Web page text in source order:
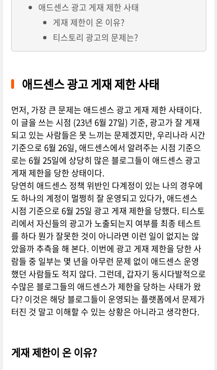
애드센스 광고 게재 제한 사태
게재 제한이 온 이유?
티스토리 광고의 문제는?
애드센스 광고 게재 제한 사태
먼저, 가장 큰 문제는 애드센스 광고 게재 제한 사태이다.
이 글을 쓰는 시점 (23년 6월 27일) 기준, 광고가 잘 게재
되고 있는 사람들은 못 느끼는 문제겠지만, 우리나라 시간
기준으로 6월 26일, 애드센스에서 알려주는 시점 기준으
로는 6월 25일에 상당히 많은 블로그들이 애드센스 광고
게재 제한을 당한 상태이다.
당연히 애드센스 정책 위반인 다계정이 있는 나의 경우에
도 하나의 계정이 멀쩡히 잘 운영되고 있다가, 애드센스
시점 기준으로 6월 25일 광고 게재 제한을 당했다. 티스토
리에서 자신들의 광고가 노출되는지 여부를 최종 테스트
를 하다 뭔가 잘못한 것이 아니라면 이런 일이 없지는 않
았을까 추측을 해 본다. 이번에 광고 게재 제한을 당한 사
람들 중 일부는 몇 년을 아무런 문제 없이 애드센스 운영
했던 사람들도 적지 않다. 그런데, 갑자기 동시다발적으로
수많은 블로그들의 애드센스가 제한을 당하는 사태가 왔
다? 이것은 해당 블로그들이 운영되는 플랫폼에서 문제가
터진 것 말고 이해할 수 있는 상황은 아니라고 생각한다.
게재 제한이 온 이유?